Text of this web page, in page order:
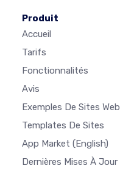
Produit
Accueil
Tarifs
Fonctionnalités
Avis
Exemples De Sites Web
Templates De Sites
App Market (English)
Dernières Mises À Jour